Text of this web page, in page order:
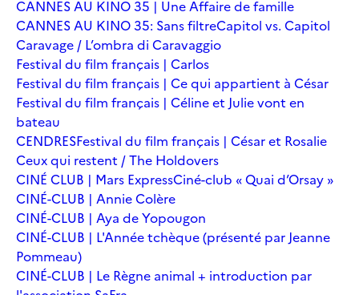
CANNES AU KINO 35 | Une Affaire de famille
CANNES AU KINO 35: Sans filtreCapitol vs. Capitol
Caravage / L’ombra di Caravaggio
Festival du film français | Carlos
Festival du film français | Ce qui appartient à César
Festival du film français | Céline et Julie vont en
bateau
CENDRESFestival du film français | César et Rosalie
Ceux qui restent / The Holdovers
CINÉ CLUB | Mars ExpressCiné-club « Quai d’Orsay »
CINÉ-CLUB | Annie Colère
CINÉ-CLUB | Aya de Yopougon
CINÉ-CLUB | L'Année tchèque (présenté par Jeanne
Pommeau)
CINÉ-CLUB | Le Règne animal + introduction par